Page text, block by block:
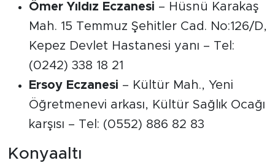
Ömer Yıldız Eczanesi – Hüsnü Karakaş
Mah. 15 Temmuz Şehitler Cad. No:126/D,
Kepez Devlet Hastanesi yanı – Tel:
(0242) 338 18 21
Ersoy Eczanesi – Kültür Mah., Yeni
Öğretmenevi arkası, Kültür Sağlık Ocağı
karşısı – Tel: (0552) 886 82 83
Konyaaltı